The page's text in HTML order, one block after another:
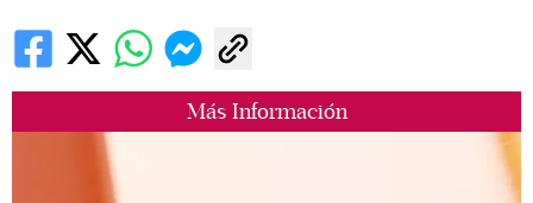
Más Información